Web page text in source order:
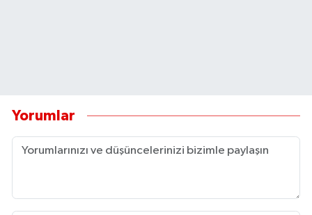
Yorumlar